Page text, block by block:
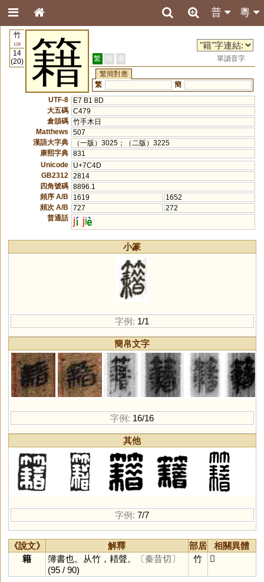
粵
普
竹
118
14
(20)
籍 繁 簡 港
單讀音字
繁簡對應
繁
簡
UTF-8
E7 B1 8D
大五碼 C479
倉頡碼 竹手木日
Matthews
507
漢語大字典
（一版）3025；（二版）3225
康熙字典 831
Unicode
U+7C4D
GB2312
2814
四角號碼 8896.1
頻序 A/B
1619
1652
頻次 A/B
727
272
普通話
j ji
小篆
字例: 1/1
簡帛文字
字例: 16/16
其他
字例: 7/7
《說文》 解釋 部居
相關異體
籍
簿書也。从竹，耤聲。
〔秦昔切〕
(95 / 90)
竹 𥷸